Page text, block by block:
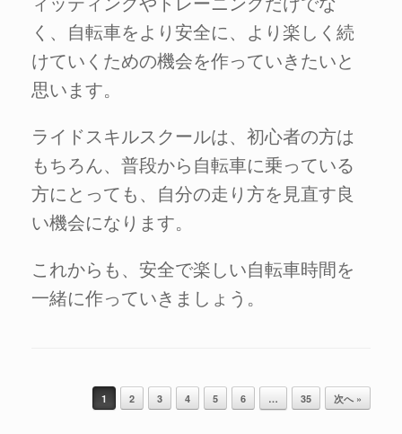
く、自転車をより安全に、より楽しく続
けていくための機会を作っていきたいと
思います。
ライドスキルスクールは、初心者の方は
もちろん、普段から自転車に乗っている
方にとっても、自分の走り方を見直す良
い機会になります。
これからも、安全で楽しい自転車時間を
一緒に作っていきましょう。
投稿ナビゲーション
1 2 3 4 5 6 … 35 次へ »